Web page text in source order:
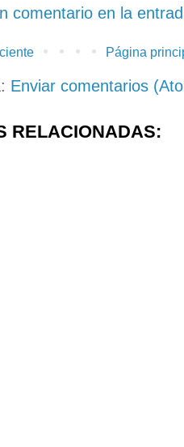
comentario en la
Página
Enviar comentarios
RELACIONADAS: